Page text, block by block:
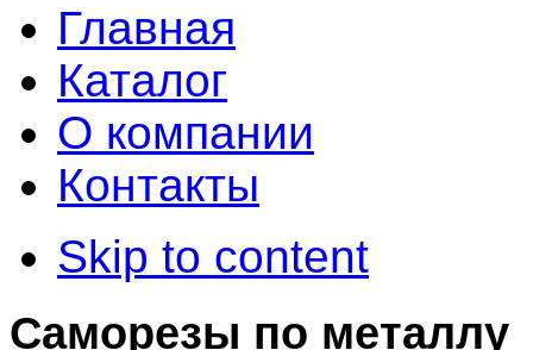
Главная
Каталог
О компании
Контакты
Skip to content
Саморезы по металлу